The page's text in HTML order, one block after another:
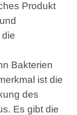
Produkt
Bakterien
ist die
des
Es gibt die